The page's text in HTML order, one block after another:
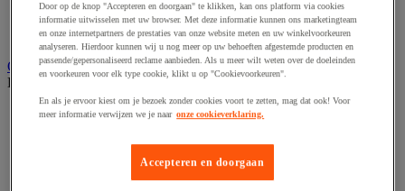
Elektrostimulatie en echografie
Revalidatie
Opvangbak en opvangmaterieel
Bekijk de hele productgroep
Aftapsteun voor vaten
Gasflessenopslag
Laboratoriumlade
Mobiele opvangbak
Door op de knop "Accepteren en doorgaan" te klikken, kan ons platform via cookies
informatie uitwisselen met uw browser. Met deze informatie kunnen ons marketingteam
en onze internetpartners de prestaties van onze website meten en uw winkelvoorkeuren
analyseren. Hierdoor kunnen wij u nog meer op uw behoeften afgestemde producten en
passende/gepersonaliseerd reclame aanbieden. Als u meer wilt weten over de doeleinden
en voorkeuren voor elk type cookie, klikt u op "Cookievoorkeuren".
En als je ervoor kiest om je bezoek zonder cookies voort te zetten, mag dat ook! Voor
meer informatie verwijzen we je naar onze cookieverklaring.
Accepteren en doorgaan